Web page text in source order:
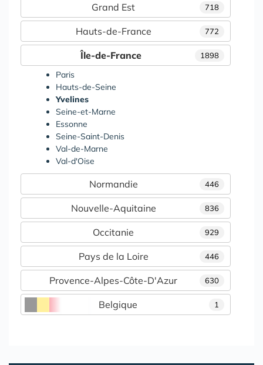
718
Grand Est
772
Hauts-de-France
1898
Île-de-France
Paris
Hauts-de-Seine
Yvelines
Seine-et-Marne
Essonne
Seine-Saint-Denis
Val-de-Marne
Val-d'Oise
446
Normandie
836
Nouvelle-Aquitaine
929
Occitanie
446
Pays de la Loire
630
Provence-Alpes-Côte-D'Azur
Belgique 1